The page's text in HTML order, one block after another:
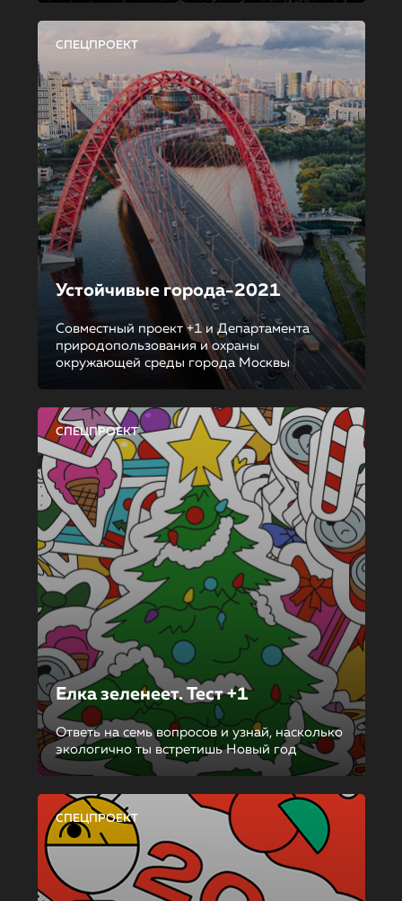
СПЕЦПРОЕКТ
Устойчивые города-2021
Совместный проект +1 и Департамента
природопользования и охраны
окружающей среды города Москвы
СПЕЦПРОЕКТ
Елка зеленеет. Тест +1
Ответь на семь вопросов и узнай, насколько
экологично ты встретишь Новый год
СПЕЦПРОЕКТ